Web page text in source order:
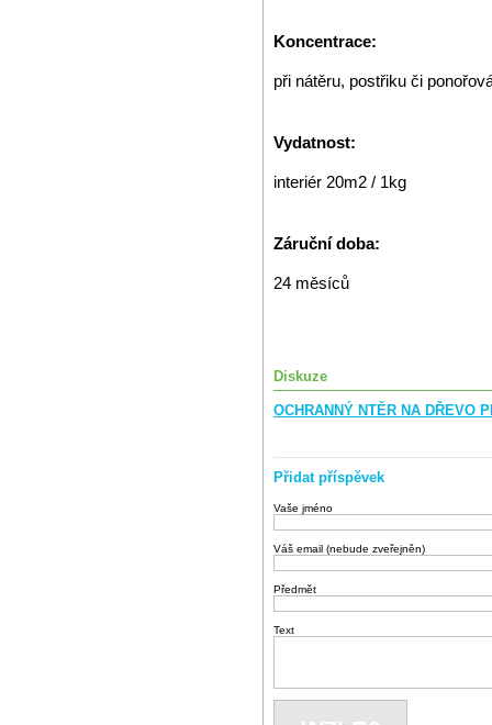
Koncentrace:
při nátěru, postřiku či
Vydatnost:
interiér 20m2 / 1kg
Záruční doba:
24 měsíců
Diskuze
OCHRANNÝ NTĚR NA DŘEVO
Přidat příspěvek
Vaše jméno
Váš email (nebude zveřejněn)
Předmět
Text